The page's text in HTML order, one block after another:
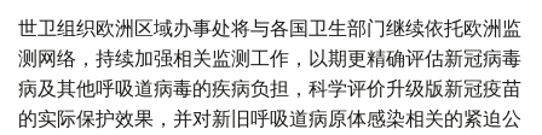
世卫组织欧洲区域办事处将与各国卫生部门继续依托欧洲监
测网络，持续加强相关监测工作，以期更精确评估新冠病毒
病及其他呼吸道病毒的疾病负担，科学评价升级版新冠疫苗
的实际保护效果，并对新旧呼吸道病原体感染相关的紧迫公